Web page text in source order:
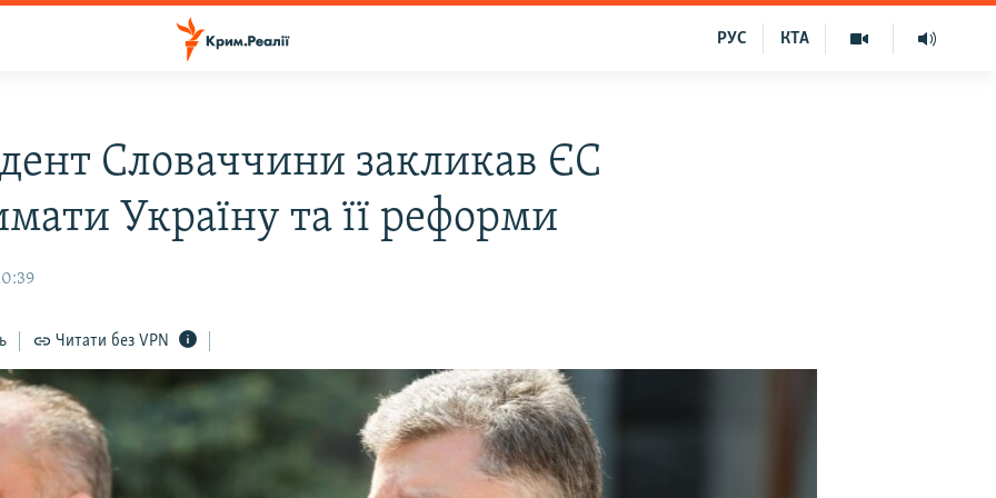
КТА
РУС
Словаччини закликав ЄС
Україну та її реформи
Читати без VPN